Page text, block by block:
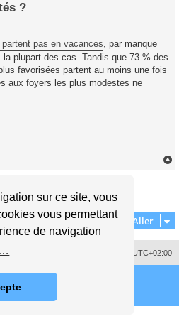
sur ce site, vous
vous permettant
de navigation
?
pas en vacances, par manque
plupart des cas. Tandis que 73 % des
favorisées partent au moins une fois
aux foyers les plus modestes ne
• Page1 sur1
Aller
UTC+02:00
les cookies